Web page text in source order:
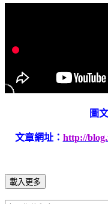
圖
文章網址： http://
載入更多